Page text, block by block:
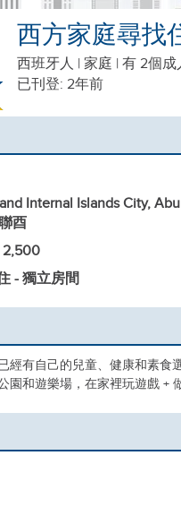
西方家庭尋找
西班牙人 | 家庭 | 有 2個成
已刊登: 2年前
Internal Islands City, Abu
酉
2,500
- 獨立房間
經有自己的兒童、健康和素
園和遊樂場，在家裡玩遊戲 +